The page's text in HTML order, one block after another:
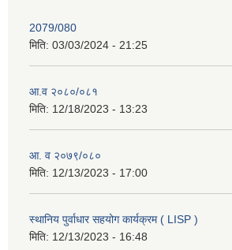
2079/080
मिति: 03/03/2024 - 21:25
आ.व २०८०/०८१
मिति: 12/18/2023 - 13:23
आ. व २०७९/०८०
मिति: 12/13/2023 - 17:00
स्थानिय पुर्वाधार सहयोग कार्यक्रम ( LISP )
मिति: 12/13/2023 - 16:48